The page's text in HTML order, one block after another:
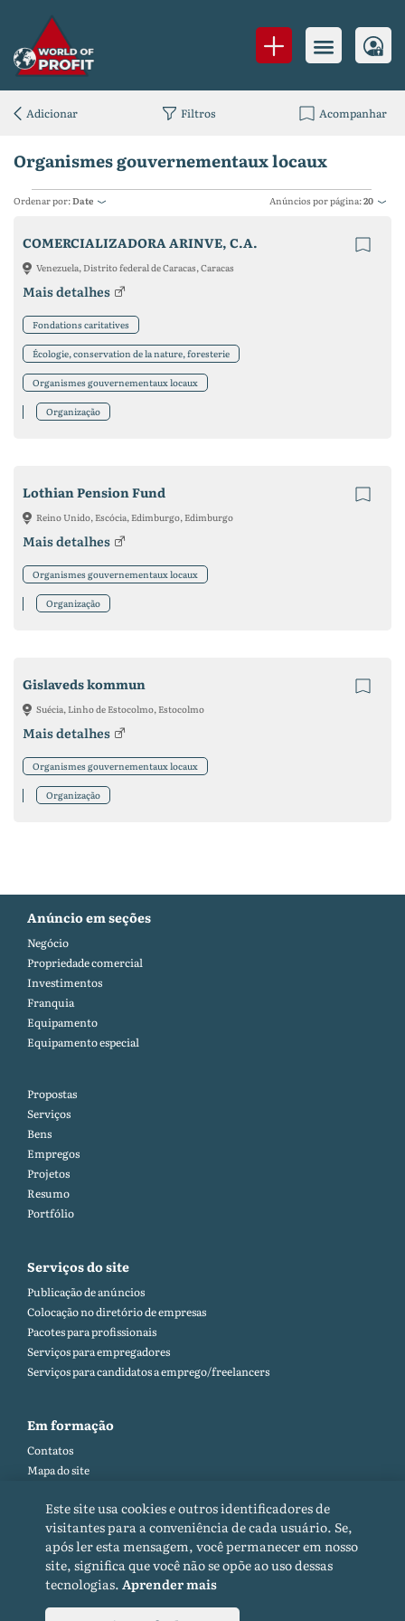
Organismes gouvernementaux locaux
Ordenar por:Date Anúncios por página:20
COMERCIALIZADORA ARINVE, C.A.
Venezuela, Distrito federal de Caracas, Caracas
Mais detalhes
Fondations caritatives
Écologie, conservation de la nature, foresterie
Organismes gouvernementaux locaux
Organização
Lothian Pension Fund
Reino Unido, Escócia, Edimburgo, Edimburgo
Mais detalhes
Organismes gouvernementaux locaux
Organização
Gislaveds kommun
Suécia, Linho de Estocolmo, Estocolmo
Mais detalhes
Organismes gouvernementaux locaux
Organização
Adicionar Filtros Acompanhar
Anúncio em seções
Negócio
Propriedade comercial
Investimentos
Franquia
Equipamento
Equipamento especial
Propostas
Serviços
Bens
Empregos
Projetos
Resumo
Portfólio
Serviços do site
Publicação de anúncios
Colocação no diretório de empresas
Pacotes para profissionais
Serviços para empregadores
Serviços para candidatos a emprego/freelancers
Em formação
Contatos
Mapa do site
Regras do site
Política de cookies
Política de Privacidade
Este site usa cookies e outros identificadores de
visitantes para a conveniência de cada usuário. Se,
após ler esta mensagem, você permanecer em nosso
site, significa que você não se opõe ao uso dessas
tecnologias. Aprender mais